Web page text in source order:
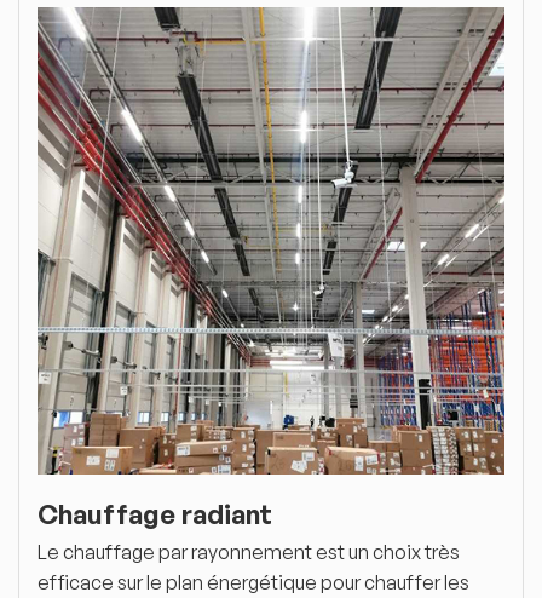
Chauffage radiant
Le chauffage par rayonnement est un choix très
efficace sur le plan énergétique pour chauffer les